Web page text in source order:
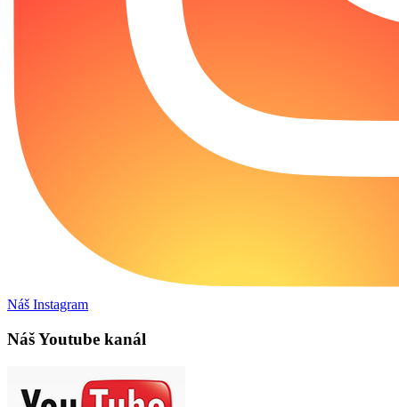
Náš Instagram
Náš Youtube kanál